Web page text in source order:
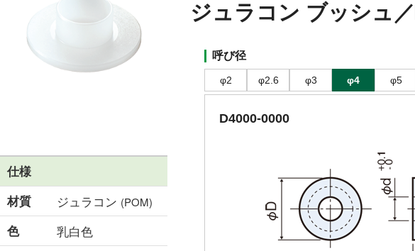
仕様
材質
ジュラコン (POM)
色 乳白色
ジュラコン ブッシュ
呼び径
φ2 φ2.6 φ3 φ4 φ5
D4000-0000